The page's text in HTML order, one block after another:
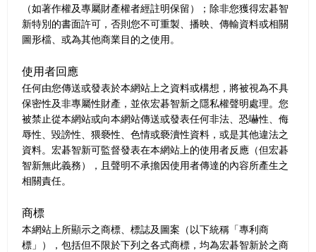
（如著作權及專屬財產權者經註明保留）；除非您獲得宏碁智
新特別的書面許可，否則您不可重製、播映、傳輸資料或相關
圖形檔、或為其他商業目的之使用。
使用者回應
任何由您傳送或發表於本網站上之資料或構想，將被視為不具
保密性及非專屬性財產，並依宏碁智新之隱私權聲明處理。您
被禁止從本網站或向本網站傳送或發表任何非法、恐嚇性、侮
辱性、毀謗性、猥褻性、色情或褻瀆性資料，或是其他違法之
資料。宏碁智新可監督發表在本網站上的使用者反應（但宏碁
智新無此義務），且聲明不承擔因使用者傳達的內容所產生之
相關責任。
商標
本網站上所顯示之商標、標誌及圖案（以下統稱「專利商
標」），包括但不限於下列之各式商標，均為宏碁智新於之商